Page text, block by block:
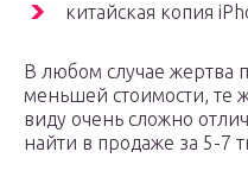
китайская копия
В любом случае жертва
меньшей стоимости, те
виду очень сложно
найти в продаже за 5-7